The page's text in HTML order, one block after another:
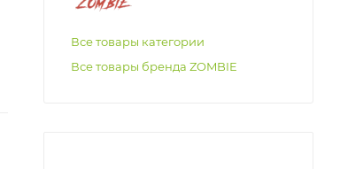
Все товары категории
Все товары бренда ZOMBIE